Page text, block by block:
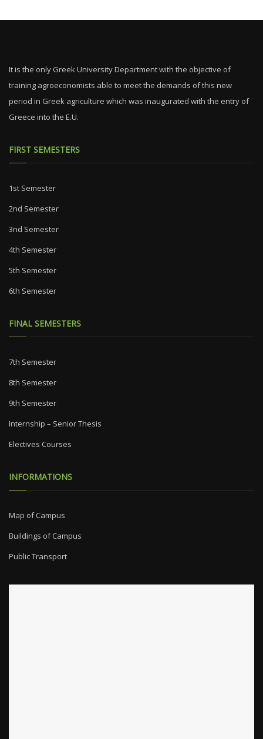
It is the only Greek University Department with the objective of
training agroeconomists able to meet the demands of this new
period in Greek agriculture which was inaugurated with the entry of
Greece into the E.U.
FIRST SEMESTERS
1st Semester
2nd Semester
3nd Semester
4th Semester
5th Semester
6th Semester
FINAL SEMESTERS
7th Semester
8th Semester
9th Semester
Internship – Senior Thesis
Electives Courses
INFORMATIONS
Map of Campus
Buildings of Campus
Public Transport